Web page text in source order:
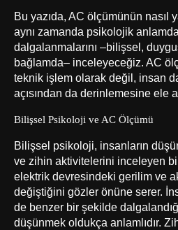
Bu yazıda, AC ölçümünün nasıl
aynı zamanda psikolojik
dalgalanmalarını –bilişsel,
bağlamda– inceleyeceğiz. AC
teknik işlem olarak değil, insan
açısından da derinlemesine ele
Bilişsel Psikoloji ve AC Ölçümü
Bilişsel psikoloji, insanların
ve zihin aktivitelerini inceleyen
elektrik devresindeki gerilim ve
değiştiğini gözler önüne serer.
de benzer bir şekilde
düşünmek oldukça anlamlıdır.